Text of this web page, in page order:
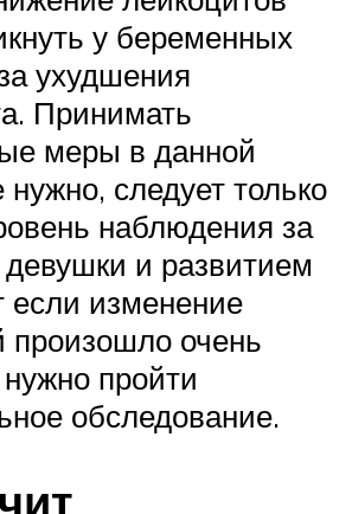
у беременных
ухудшения
Принимать
меры в данной
следует только
наблюдения за
и развитием
если изменение
произошло очень
нужно пройти
обследование.